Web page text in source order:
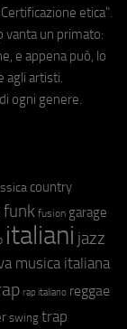
etica".
vanta un primato:
e appena può, lo
agli artisti.
ogni genere.
country
funk fusion garage
italiani jazz
musica italiana
rap italiano reggae
swing trap